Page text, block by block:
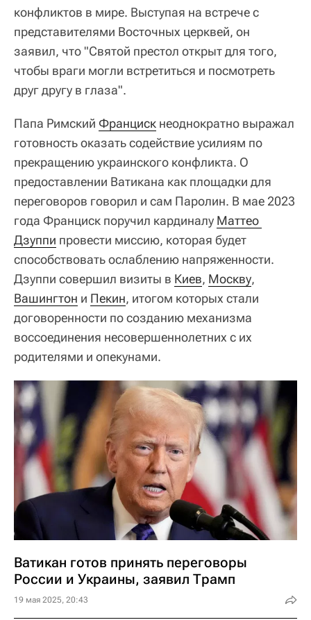
конфликтов в мире. Выступая на встрече с
представителями Восточных церквей, он
заявил, что "Святой престол открыт для того,
чтобы враги могли встретиться и посмотреть
друг другу в глаза".
Папа Римский Франциск неоднократно выражал
готовность оказать содействие усилиям по
прекращению украинского конфликта. О
предоставлении Ватикана как площадки для
переговоров говорил и сам Паролин. В мае 2023
года Франциск поручил кардиналу Маттео
Дзуппи провести миссию, которая будет
способствовать ослаблению напряженности.
Дзуппи совершил визиты в Киев, Москву,
Вашингтон и Пекин, итогом которых стали
договоренности по созданию механизма
воссоединения несовершеннолетних с их
родителями и опекунами.
Ватикан готов принять переговоры
России и Украины, заявил Трамп
19 мая 2025, 20:43